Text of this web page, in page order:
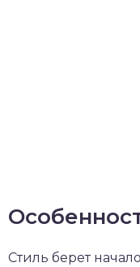
Стиль берет